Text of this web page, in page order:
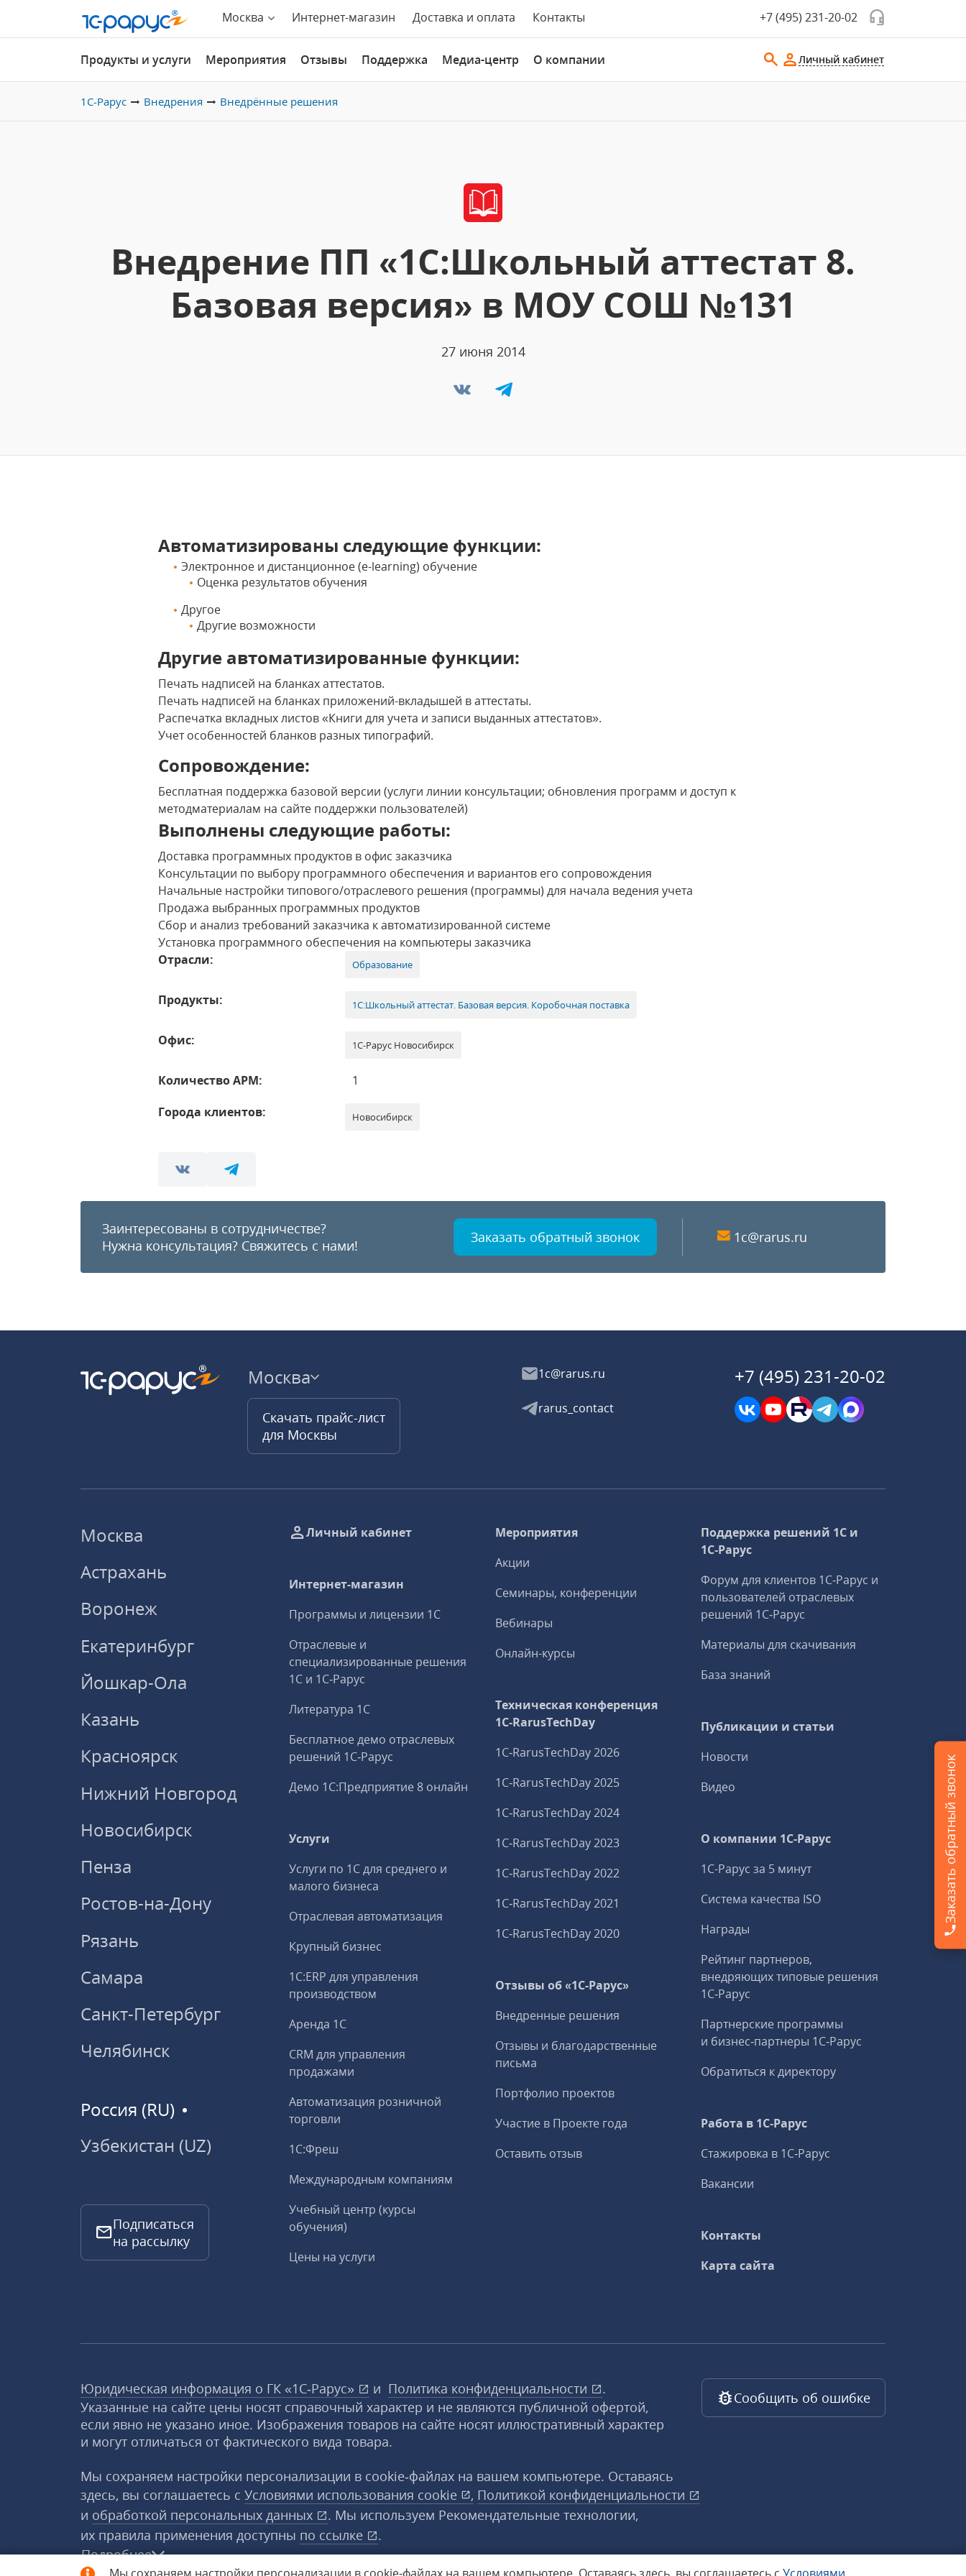
Москва Интернет-магазин Доставка и оплата Контакты +7 (495) 231-20-02
Продукты и услуги Мероприятия Отзывы Поддержка Медиа-центр О компании Личный кабинет
1С-Рарус Внедрения Внедрённые решения
Внедрение ПП «1С:Школьный аттестат 8.
Базовая версия» в МОУ СОШ №131
27 июня 2014
Автоматизированы следующие функции:
Электронное и дистанционное (e-learning) обучение
Оценка результатов обучения
Другое
Другие возможности
Другие автоматизированные функции:
Печать надписей на бланках аттестатов.
Печать надписей на бланках приложений-вкладышей в аттестаты.
Распечатка вкладных листов «Книги для учета и записи выданных аттестатов».
Учет особенностей бланков разных типографий.
Сопровождение:
Бесплатная поддержка базовой версии (услуги линии консультации; обновления программ и доступ к
методматериалам на сайте поддержки пользователей)
Выполнены следующие работы:
Доставка программных продуктов в офис заказчика
Консультации по выбору программного обеспечения и вариантов его сопровождения
Начальные настройки типового/отраслевого решения (программы) для начала ведения учета
Продажа выбранных программных продуктов
Сбор и анализ требований заказчика к автоматизированной системе
Установка программного обеспечения на компьютеры заказчика
Отрасли:
Образование
Продукты: 1С:Школьный аттестат. Базовая версия. Коробочная поставка
Офис: 1С-Рарус Новосибирск
Количество АРМ:
1
Города клиентов:
Новосибирск
Заинтересованы в сотрудничестве?
Нужна консультация? Свяжитесь с нами! Заказать обратный звонок 1c@rarus.ru
Москва
Скачать прайс-лист
для Москвы
1c@rarus.ru
rarus_contact
+7 (495) 231-20-02
Москва
Астрахань
Воронеж
Екатеринбург
Йошкар-Ола
Казань
Красноярск
Нижний Новгород
Новосибирск
Пенза
Ростов-на-Дону
Рязань
Самара
Санкт-Петербург
Челябинск
Россия (RU)
Узбекистан (UZ)
Подписаться
на рассылку
Личный кабинет
Интернет-магазин
Программы и лицензии 1С
Отраслевые и
специализированные решения
1С и 1С‑Рарус
Литература 1С
Бесплатное демо отраслевых
решений 1С‑Рарус
Демо 1С:Предприятие 8 онлайн
Услуги
Услуги по 1С для среднего и
малого бизнеса
Отраслевая автоматизация
Крупный бизнес
1С:ERP для управления
производством
Аренда 1С
CRM для управления
продажами
Автоматизация розничной
торговли
1С:Фреш
Международным компаниям
Учебный центр (курсы
обучения)
Цены на услуги
Мероприятия
Акции
Семинары, конференции
Вебинары
Онлайн-курсы
Техническая конференция
1C‑RarusTechDay
1C‑RarusTechDay 2026
1C‑RarusTechDay 2025
1C‑RarusTechDay 2024
1C‑RarusTechDay 2023
1C‑RarusTechDay 2022
1C‑RarusTechDay 2021
1C‑RarusTechDay 2020
Отзывы об «1С-Рарус»
Внедренные решения
Отзывы и благодарственные
письма
Портфолио проектов
Участие в Проекте года
Оставить отзыв
Поддержка решений 1С и
1С‑Рарус
Форум для клиентов 1С‑Рарус и
пользователей отраслевых
решений 1С‑Рарус
Материалы для скачивания
База знаний
Публикации и статьи
Новости
Видео
О компании 1C-Рарус
1С-Рарус за 5 минут
Система качества ISO
Награды
Рейтинг партнеров,
внедряющих типовые решения
1С‑Рарус
Партнерские программы
и бизнес‑партнеры 1С‑Рарус
Обратиться к директору
Работа в 1С‑Рарус
Стажировка в 1С‑Рарус
Вакансии
Контакты
Карта сайта
Юридическая информация о ГК «1С‑Рарус» и Политика конфиденциальности
.
Указанные на сайте цены носят справочный характер и не являются публичной офертой,
если явно не указано иное. Изображения товаров на сайте носят иллюстративный характер
и могут отличаться от фактического вида товара.
Мы сохраняем настройки персонализации в cookie‑файлах на вашем компьютере. Оставаясь
здесь, вы соглашаетесь с Условиями использования cookie , Политикой конфиденциальности
и обработкой персональных данных
. Мы используем Рекомендательные технологии,
их правила применения доступны по ссылке
.
Подробнее
Сообщить об ошибке
Заказать обратный звонок